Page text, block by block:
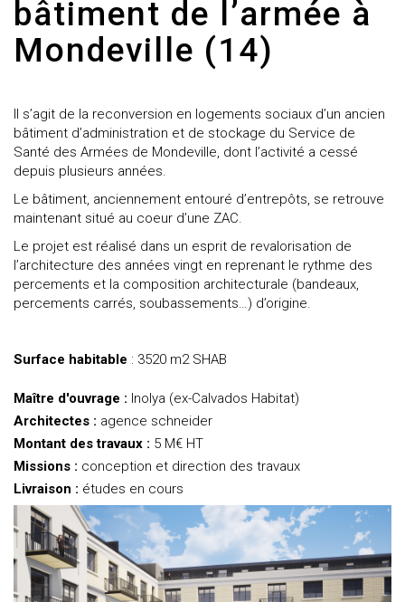
bâtiment de l’armée à
Mondeville (14)
Il s’agit de la reconversion en logements sociaux d’un ancien
bâtiment d’administration et de stockage du Service de
Santé des Armées de Mondeville, dont l’activité a cessé
depuis plusieurs années.
Le bâtiment, anciennement entouré d’entrepôts, se retrouve
maintenant situé au coeur d’une ZAC.
Le projet est réalisé dans un esprit de revalorisation de
l’architecture des années vingt en reprenant le rythme des
percements et la composition architecturale (bandeaux,
percements carrés, soubassements…) d’origine.
Surface habitable : 3520 m2 SHAB
Maître d'ouvrage : Inolya (ex-Calvados Habitat)
Architectes : agence schneider
Montant des travaux : 5 M€ HT
Missions : conception et direction des travaux
Livraison : études en cours